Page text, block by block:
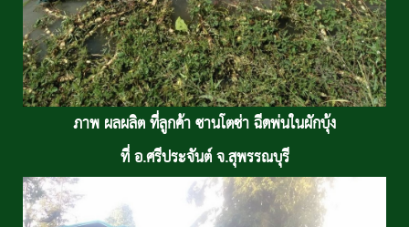
ภาพ ผลผลิต ที่ลูกค้า ซานโตซ่า ฉีดพ่นในผักบุ้ง
ที่ อ.ศรีประจันต์ จ.สุพรรณบุรี